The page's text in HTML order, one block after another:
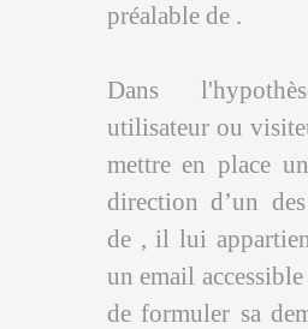
préalable de .
Dans
utilisateur ou
mettre en place
direction d’un
de , il lui
un email
de formuler sa